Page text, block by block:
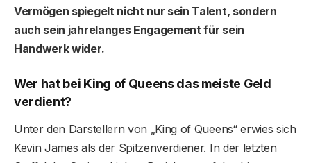
Vermögen spiegelt nicht nur sein Talent, sondern
auch sein jahrelanges Engagement für sein
Handwerk wider.
Wer hat bei King of Queens das meiste Geld
verdient?
Unter den Darstellern von „King of Queens“ erwies sich
Kevin James als der Spitzenverdiener. In der letzten